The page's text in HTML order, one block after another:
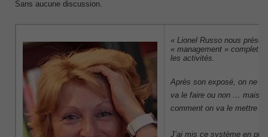
Sans aucune discussion.
« Lionel Russo nous
« management » complet,
les activités.
Après son exposé, on ne
va le faire ou non … mais
comment on va le mettre
J’ai mis ce système en